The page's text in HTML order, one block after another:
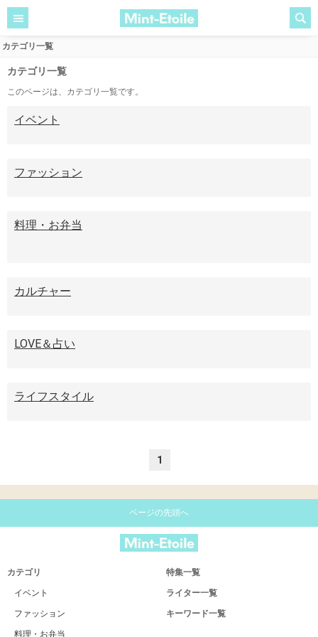
カテゴリ一覧
カテゴリ一覧
このページは、カテゴリ一覧です。
イベント
ファッション
料理・お弁当
カルチャー
LOVE＆占い
ライフスタイル
1
ページの先頭へ
カテゴリ
イベント
ファッション
料理・お弁当
特集一覧
ライター一覧
キーワード一覧